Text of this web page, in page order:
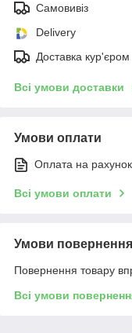
Самовивіз
Delivery
Доставка кур'єром
Всі умови доставки
Умови оплати
Оплата на рахунок
Всі умови оплати
Умови повернення
Повернення товару
Всі умови